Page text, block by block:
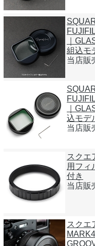
｜
組込モ
当店販
｜
込モデ
当店販
スクエ
用フィ
付き
当店販
スクエ